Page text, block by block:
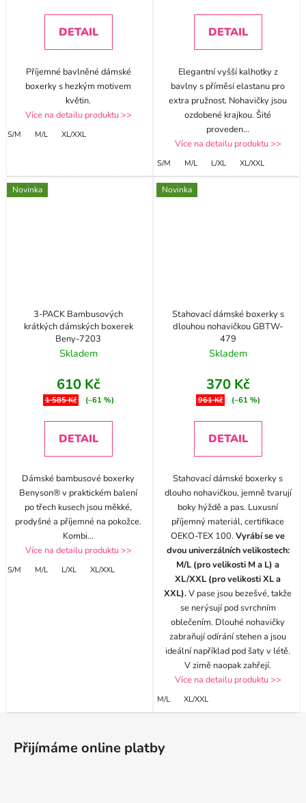
DETAIL
Příjemné bavlněné dámské
boxerky s hezkým motivem
květin.
Více na detailu produktu >>
S/M M/L XL/XXL
DETAIL
Elegantní vyšší kalhotky z
bavlny s příměsí elastanu pro
extra pružnost. Nohavičky jsou
ozdobené krajkou. Šité
proveden...
Více na detailu produktu >>
S/M M/L L/XL XL/XXL
Novinka
3-PACK Bambusových
krátkých dámských boxerek
Beny-7203
Skladem
610 Kč
1 585 Kč (–61 %)
DETAIL
Dámské bambusové boxerky
Benyson® v praktickém balení
po třech kusech jsou měkké,
prodyšné a příjemné na pokožce.
Kombi...
Více na detailu produktu >>
S/M M/L L/XL XL/XXL
Novinka
Stahovací dámské boxerky s
dlouhou nohavičkou GBTW-
479
Skladem
370 Kč
961 Kč (–61 %)
DETAIL
Stahovací dámské boxerky s
dlouho nohavičkou, jemně tvarují
boky hýždě a pas. Luxusní
příjemný materiál, certifikace
OEKO-TEX 100. Vyrábí se ve
dvou univerzálních velikostech:
M/L (pro velikosti M a L) a
XL/XXL (pro velikosti XL a
XXL).V pase jsou bezešvé, takže
se nerýsují pod svrchním
oblečením. Dlouhé nohavičky
zabraňují odírání stehen a jsou
ideální například pod šaty v létě.
V zimě naopak zahřejí.
Více na detailu produktu >>
M/L XL/XXL
Z
Přijímáme online platby